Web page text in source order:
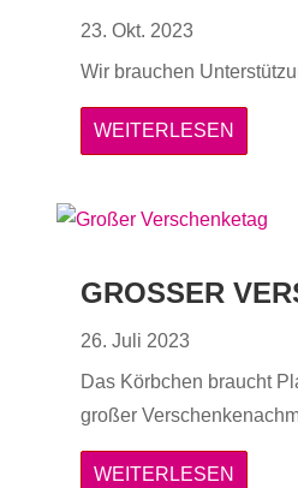
23. Okt. 2023
Wir brauchen
WEITERLESEN
GROSSER
26. Juli 2023
Das Körbchen braucht
großer
WEITERLESEN